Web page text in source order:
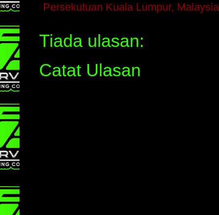
Persekutuan Kuala Lumpur, Malaysia
Tiada ulasan:
Catat Ulasan